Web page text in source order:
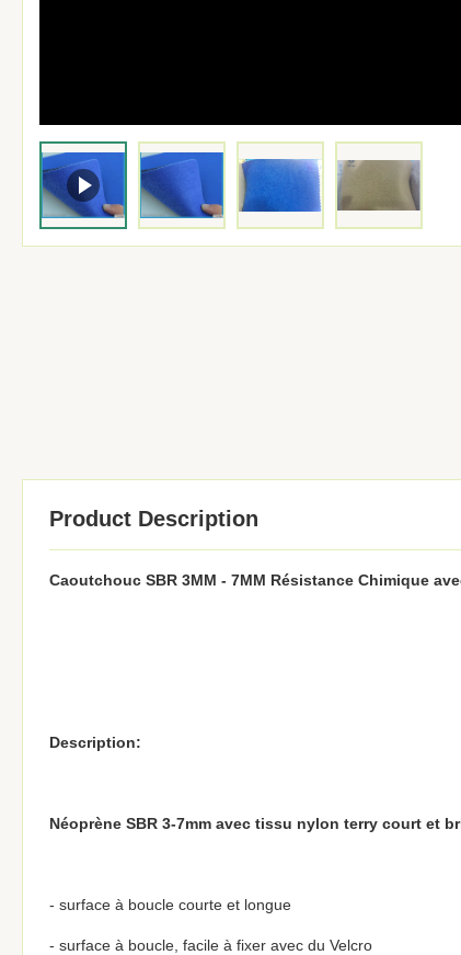
Product Description
Caoutchouc SBR 3MM - 7MM Résistance Chimique
Description:
Néoprène SBR 3-7mm avec tissu nylon terry court et
- surface à boucle courte et longue
- surface à boucle, facile à fixer avec du Velcro